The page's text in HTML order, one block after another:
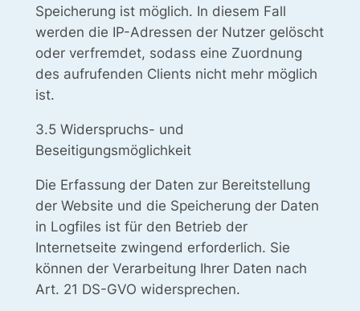
Speicherung ist möglich. In diesem Fall
werden die IP-Adressen der Nutzer gelöscht
oder verfremdet, sodass eine Zuordnung
des aufrufenden Clients nicht mehr möglich
ist.
3.5 Widerspruchs- und
Beseitigungsmöglichkeit
Die Erfassung der Daten zur Bereitstellung
der Website und die Speicherung der Daten
in Logfiles ist für den Betrieb der
Internetseite zwingend erforderlich. Sie
können der Verarbeitung Ihrer Daten nach
Art. 21 DS-GVO widersprechen.